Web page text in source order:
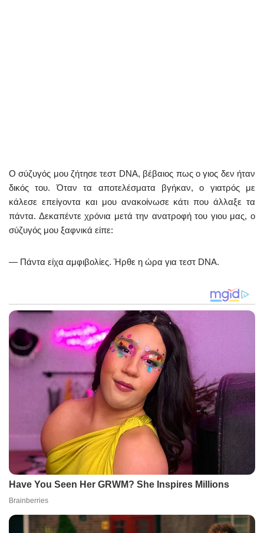
Ο σύζυγός μου ζήτησε τεστ DNA, βέβαιος πως ο γιος δεν ήταν
δικός του. Όταν τα αποτελέσματα βγήκαν, ο γιατρός με
κάλεσε επείγοντα και μου ανακοίνωσε κάτι που άλλαξε τα
πάντα. Δεκαπέντε χρόνια μετά την ανατροφή του γιου μας, ο
σύζυγός μου ξαφνικά είπε:
— Πάντα είχα αμφιβολίες. Ήρθε η ώρα για τεστ DNA.